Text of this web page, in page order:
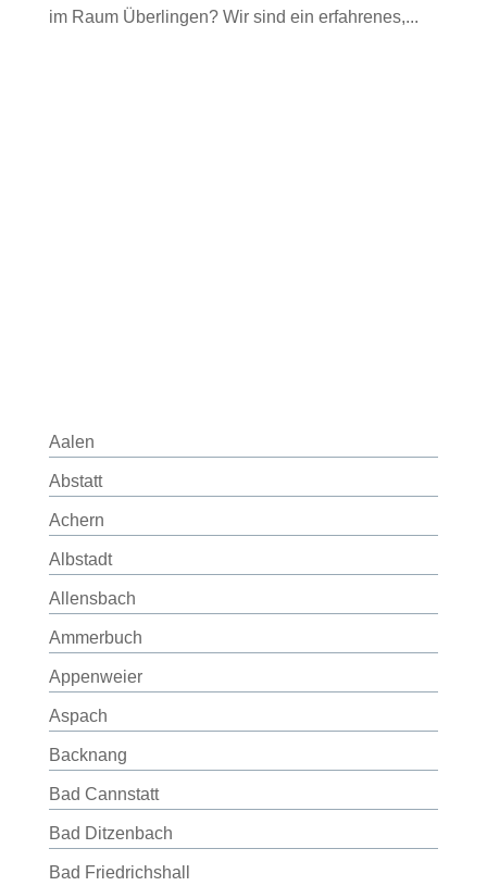
im Raum Überlingen? Wir sind ein erfahrenes,...
Aalen
Abstatt
Achern
Albstadt
Allensbach
Ammerbuch
Appenweier
Aspach
Backnang
Bad Cannstatt
Bad Ditzenbach
Bad Friedrichshall